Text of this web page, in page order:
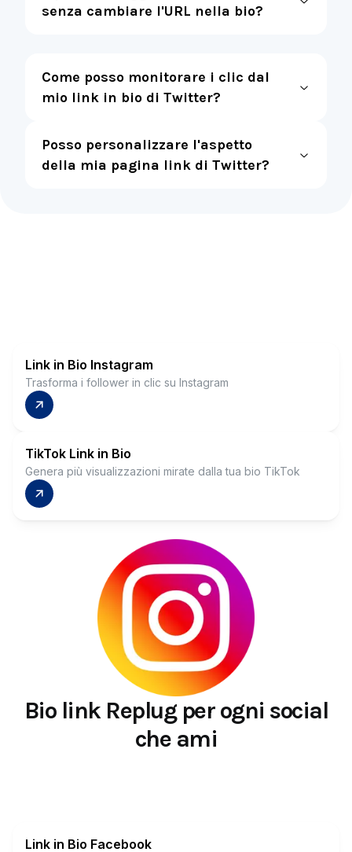
senza cambiare l'URL nella bio?
Come posso monitorare i clic dal
mio link in bio di Twitter?
Posso personalizzare l'aspetto
della mia pagina link di Twitter?
Link in Bio Instagram
Trasforma i follower in clic su Instagram
TikTok Link in Bio
Genera più visualizzazioni mirate dalla tua bio TikTok
Bio link Replug per ogni social
che ami
Link in Bio Facebook